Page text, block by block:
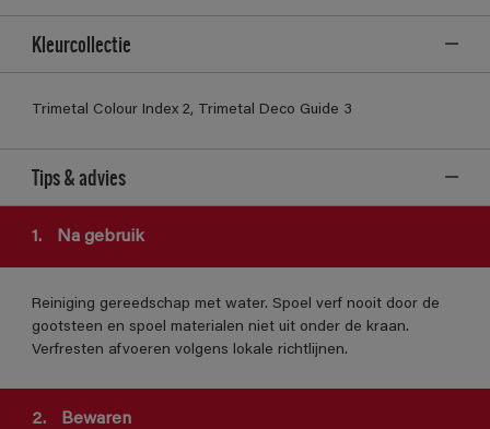
Kleurcollectie
Trimetal Colour Index 2, Trimetal Deco Guide 3
Tips & advies
1. Na gebruik
Reiniging gereedschap met water. Spoel verf nooit door de
gootsteen en spoel materialen niet uit onder de kraan.
Verfresten afvoeren volgens lokale richtlijnen.
2. Bewaren